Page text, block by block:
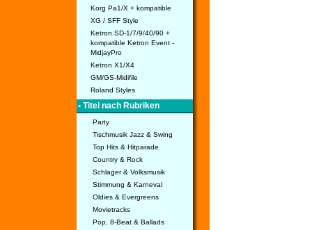
Korg Pa1/X + kompatible
XG / SFF Style
Ketron SD-1/7/9/40/90 +
kompatible Ketron Event -
MidjayPro
Ketron X1/X4
GM/GS-Midifile
Roland Styles
• Titel nach Rubriken
Party
Tischmusik Jazz & Swing
Top Hits & Hitparade
Country & Rock
Schlager & Volksmusik
Stimmung & Karneval
Oldies & Evergreens
Movietracks
Pop, 8-Beat & Ballads